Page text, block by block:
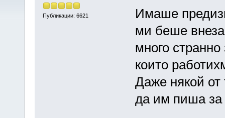
Публикации: 6621
Имаше
ми беше
много
които
Даже някой от
да им пиша за